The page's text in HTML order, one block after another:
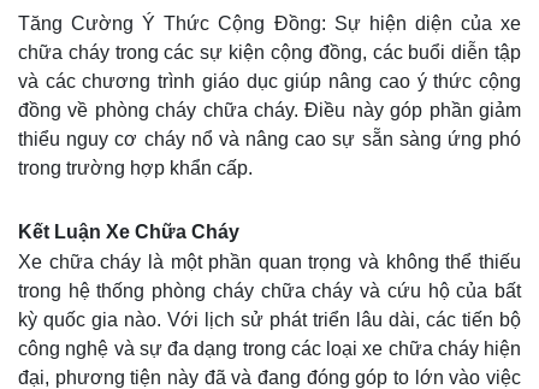
Tăng Cường Ý Thức Cộng Đồng: Sự hiện diện của xe
chữa cháy trong các sự kiện cộng đồng, các buổi diễn tập
và các chương trình giáo dục giúp nâng cao ý thức cộng
đồng về phòng cháy chữa cháy. Điều này góp phần giảm
thiểu nguy cơ cháy nổ và nâng cao sự sẵn sàng ứng phó
trong trường hợp khẩn cấp.
Kết Luận Xe Chữa Cháy
Xe chữa cháy là một phần quan trọng và không thể thiếu
trong hệ thống phòng cháy chữa cháy và cứu hộ của bất
kỳ quốc gia nào. Với lịch sử phát triển lâu dài, các tiến bộ
công nghệ và sự đa dạng trong các loại xe chữa cháy hiện
đại, phương tiện này đã và đang đóng góp to lớn vào việc